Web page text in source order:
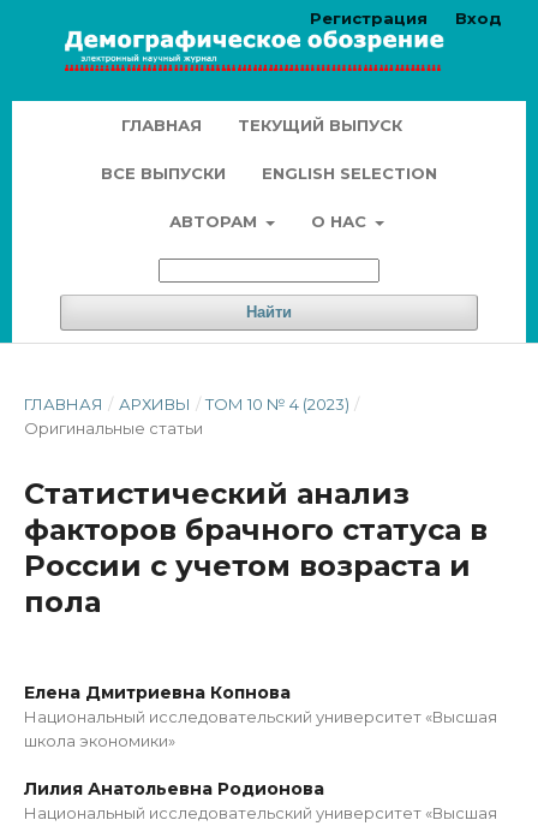
ГЛАВНАЯ ТЕКУЩИЙ ВЫПУСК
ВСЕ ВЫПУСКИ ENGLISH SELECTION
АВТОРАМ О НАС
Найти
Регистрация Вход
ГЛАВНАЯ / АРХИВЫ / ТОМ 10 № 4 (2023) /
Оригинальные статьи
Статистический анализ
факторов брачного статуса в
России с учетом возраста и
пола
Елена Дмитриевна Копнова
Национальный исследовательский университет «Высшая
школа экономики»
Лилия Анатольевна Родионова
Национальный исследовательский университет «Высшая